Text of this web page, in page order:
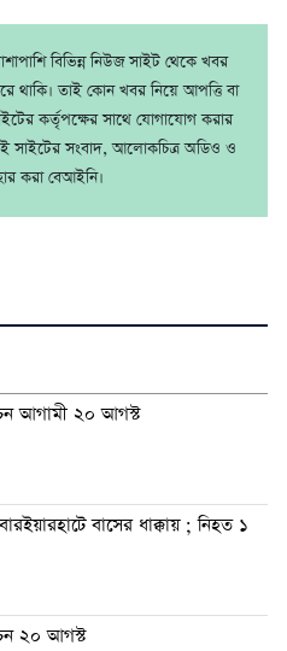
বিভিন্ন নিউজ সাইট থেকে খবর
থাকি। তাই কোন খবর নিয়ে আপত্তি বা
কর্তৃপক্ষের সাথে যোগাযোগ করার
সাইটের সংবাদ, আলোকচিত্র অডিও ও
করা বেআইনি।
আগামী ২০ আগস্ট
বাসের ধাক্কায় ; নিহত ১
২০ আগস্ট